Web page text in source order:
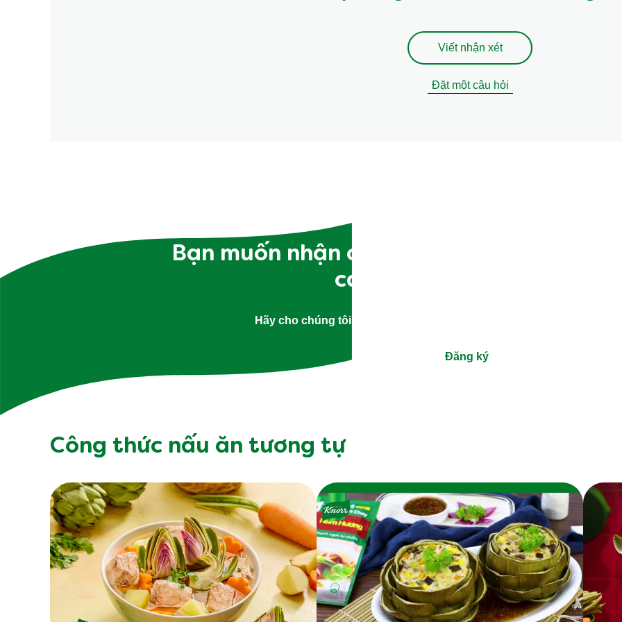
Viết nhận xét
Đặt một câu hỏi
Bạn muốn nhận công thức nấu ăn, mẹo
cách ăn uống bền vững?
Hãy cho chúng tôi biết sở thích nấu ăn của bạn và chúng tôi sẽ làm
Đăng ký
Công thức nấu ăn tương tự